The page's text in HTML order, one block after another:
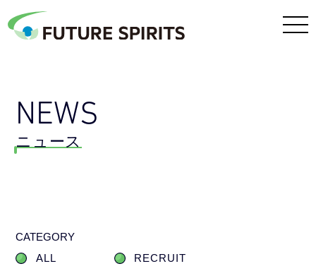
NEWS
ニュース
CATEGORY
ALL
RECRUIT